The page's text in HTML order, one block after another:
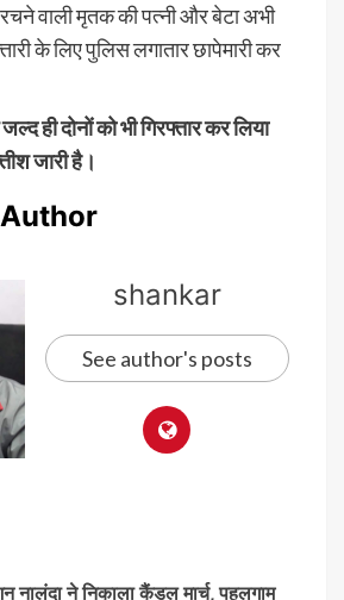
वाली मृतक की पत्नी और बेटा अभी
के लिए पुलिस लगातार छापेमारी कर
ही दोनों को भी गिरफ्तार कर लिया
जारी है।
shankar
See author's posts
नालंदा ने निकाला कैंडल मार्च, पहलगाम